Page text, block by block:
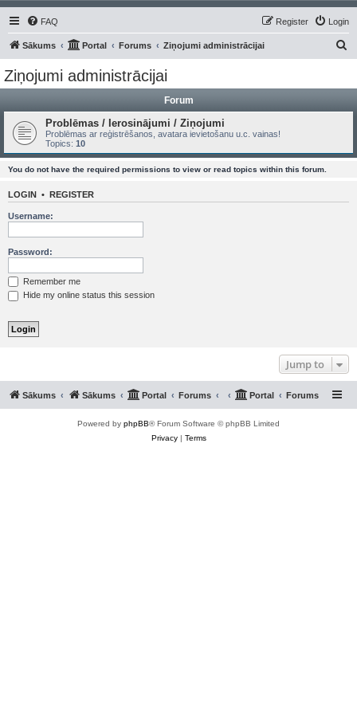
FAQ Login
Register
Sākums Portal Forums Ziņojumi administrācijai
Ziņojumi administrācijai
Forum
Problēmas / Ierosinājumi / Ziņojumi
Problēmas ar reģistrēšanos, avatara ievietošanu u.c. vainas!
Topics: 10
You do not have the required permissions to view or read topics within this forum.
LOGIN • REGISTER
Username:
Password:
Remember me
Hide my online status this session
Jump to
Sākums Sākums Portal Forums Portal Forums
Powered by phpBB® Forum Software © phpBB Limited
Privacy| Terms